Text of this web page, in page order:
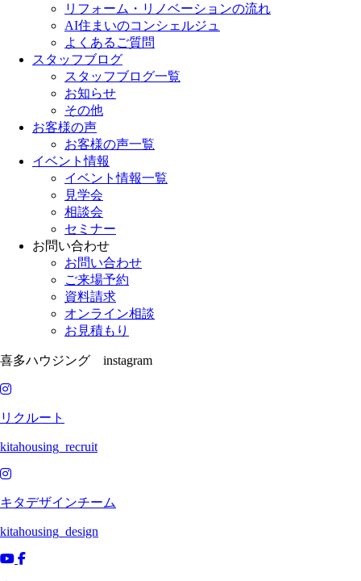
リフォーム・リノベーションの流れ
AI住まいのコンシェルジュ
よくあるご質問
スタッフブログ
スタッフブログ一覧
お知らせ
その他
お客様の声
お客様の声一覧
イベント情報
イベント情報一覧
見学会
相談会
セミナー
お問い合わせ
お問い合わせ
ご来場予約
資料請求
オンライン相談
お見積もり
喜多ハウジング instagram
リクルート
kitahousing_recruit
キタデザインチーム
kitahousing_design